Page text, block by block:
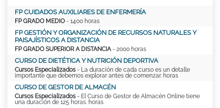
FP CUIDADOS AUXILIARES DE ENFERMERÍA
FP GRADO MEDIO - 1400 horas
FP GESTIÓN Y ORGANIZACIÓN DE RECURSOS NATURALES Y
PAISAJÍSTICOS A DISTANCIA
FP GRADO SUPERIOR A DISTANCIA - 2000 horas
CURSO DE DIETÉTICA Y NUTRICIÓN DEPORTIVA
Cursos Especializados - La duración de cada curso es un detalle
importante que debemos explorar antes de comenzar. horas
CURSO DE GESTOR DE ALMACÉN
Cursos Especializados - El Curso de Gestor de Almacén Online tiene
una duración de 125 horas. horas